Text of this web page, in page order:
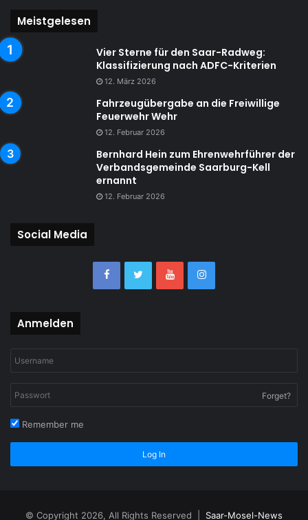
Meistgelesen
Vier Sterne für den Saar-Radweg:
Klassifizierung nach ADFC-Kriterien
12. März 2026
Fahrzeugübergabe an die Freiwillige
Feuerwehr Wehr
12. Februar 2026
Bernhard Hein zum Ehrenwehrführer der
Verbandsgemeinde Saarburg-Kell
ernannt
12. Februar 2026
Social Media
Anmelden
Forget?
Remember me
Log In
© Copyright 2026, All Rights Reserved | Saar-Mosel-News